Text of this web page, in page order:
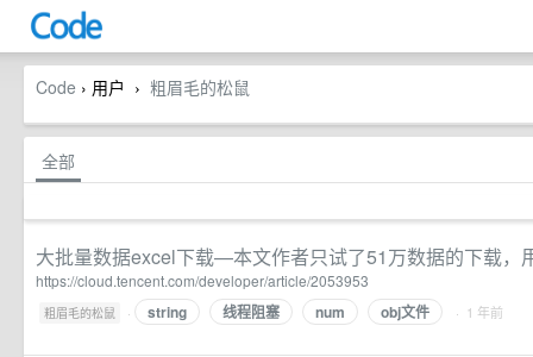
Code › 用户 › 粗眉毛的松鼠
全部
大批量数据excel下载—本文作者只试了51万数据的下载，
https://cloud.tencent.com/developer/article/2053953
粗眉毛的松鼠 · string 线程阻塞 num obj文件 · 1 年前